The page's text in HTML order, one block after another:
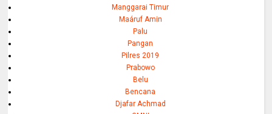
Manggarai Timur
Maáruf Amin
Palu
Pangan
Pilres 2019
Prabowo
Belu
Bencana
Djafar Achmad